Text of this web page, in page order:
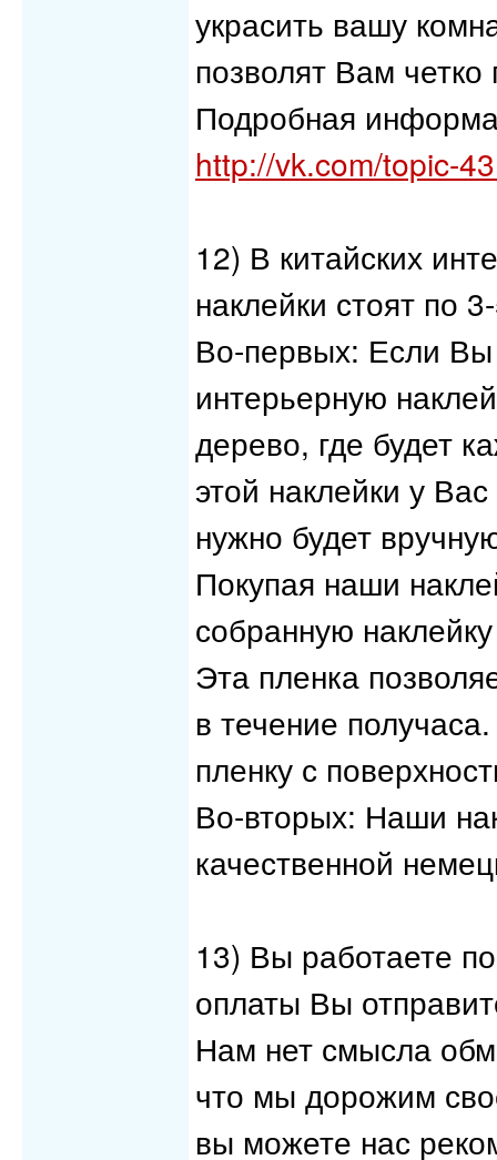
украсить вашу
позволят Вам
Подробная
http://vk.com/topic-
12) В китайских
наклейки стоят по
Во-первых: Если Вы
интерьерную
дерево, где будет
этой наклейки у
нужно будет
Покупая наши
собранную
Эта пленка
в течение
пленку с
Во-вторых: Наши
качественной
13) Вы работаете
оплаты Вы
Нам нет смысла
что мы дорожим
вы можете нас